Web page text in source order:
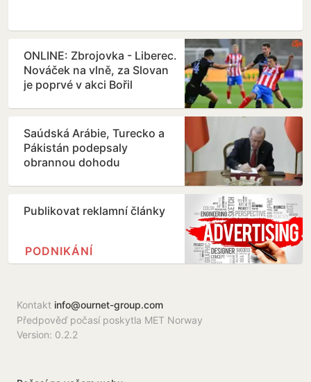
ONLINE: Zbrojovka - Liberec.
Nováček na vlně, za Slovan
je poprvé v akci Bořil
Saúdská Arábie, Turecko a
Pákistán podepsaly
obrannou dohodu
Publikovat reklamní články
PODNIKÁNÍ
Kontakt info@ournet-group.com
Předpověď počasí poskytla MET Norway
Version: 0.2.2